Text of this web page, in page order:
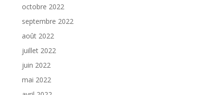
octobre 2022
septembre 2022
août 2022
juillet 2022
juin 2022
mai 2022